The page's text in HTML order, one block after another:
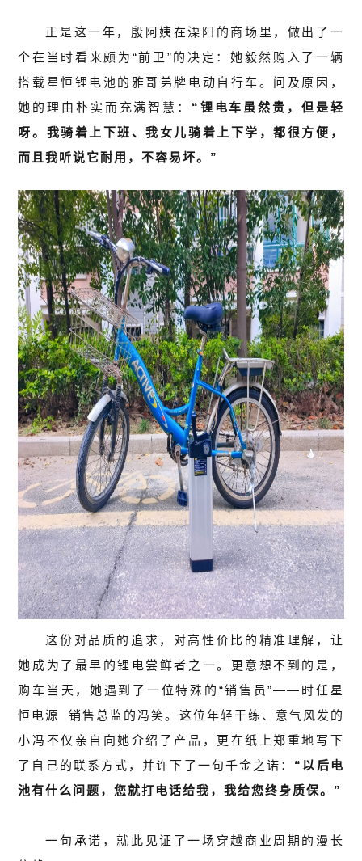
正是这一年，殷阿姨在溧阳的商场里，做出了一
个在当时看来颇为“前卫”的决定：她毅然购入了一辆
搭载星恒锂电池的雅哥弟牌电动自行车。问及原因，
她的理由朴实而充满智慧： “锂电车虽然贵，但是轻
呀。我骑着上下班、我女儿骑着上下学，都很方便，
而且我听说它耐用，不容易坏。”
这份对品质的追求，对高性价比的精准理解，让
她成为了最早的锂电尝鲜者之一。更意想不到的是，
购车当天，她遇到了一位特殊的“销售员”——时任 星
恒电源
销售总监的冯笑。这位年轻干练、意气风发的
小冯不仅亲自向她介绍了产品，更在纸上郑重地写下
了自己的联系方式，并许下了一句千金之诺： “以后电
池有什么问题，您就打电话给我，我给您终身质保。”
一句承诺，就此见证了一场穿越商业周期的漫长